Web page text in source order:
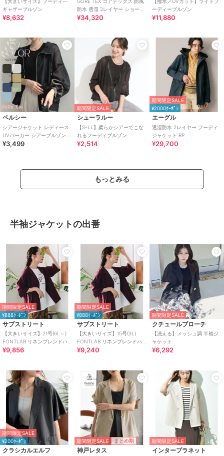
ギャザーブルゾン
¥8,632
防水 透湿 2レイヤー ショート
トレンチコート / フード脱着
¥34,320
ーディーブルゾン
¥11,880
ベルシー
シアージャケット レディース
UVパーカー シアーブルゾン
フードライトアウター 春夏 羽
¥3,499
期間限定SALE
シューラルー
【S-LL】柔らかシアーでこな
れるフーディブルゾン
¥2,514
期間限定SALE
¥2000ｸｰﾎﾟﾝ
エーグル
透湿防水 2レイヤー フーディ
ジャケット RP
¥29,700
もっとみる
半袖ジャケットの出番
期間限定SALE
¥888ｸｰﾎﾟﾝ
サブストリート
【大きいサイズ】21号(6L～)
FONTLAB リネンブレンドハ
ーフスリーブジャケット
¥9,856
期間限定SALE
¥888ｸｰﾎﾟﾝ
サブストリート
【大きいサイズ】15号(3L)
FONTLAB リネンブレンドハ
ーフスリーブジャケット
¥9,240
期間限定SALE
クチュールブローチ
【洗える】メッシュ調 半袖ジ
ャケット
¥6,292
期間限定SALE
¥200ｸｰﾎﾟﾝ
クラシカルエルフ
期間限定SALE まとめ割
神戸レタス
期間限定SALE
インタープラネット